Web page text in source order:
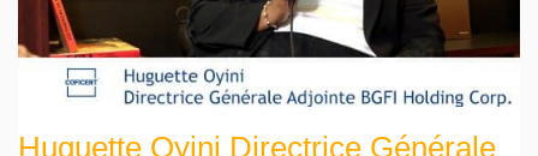
Huguette Oyini Directrice Générale